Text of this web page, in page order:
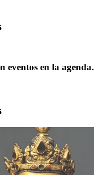
eventos en la agenda.